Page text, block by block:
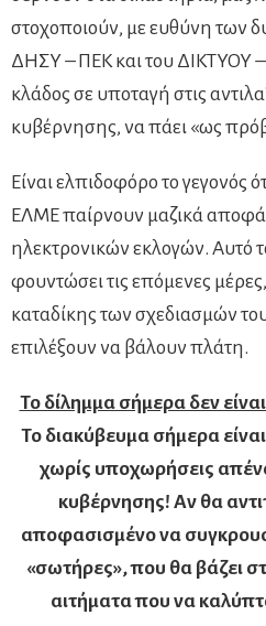
στοχοποιούν, με ευθύνη των
ΔΗΣΥ – ΠΕΚ και του ΔΙΚΤΥΟΥ
κλάδος σε υποταγή στις
κυβέρνησης, να πάει «ως
Είναι ελπιδοφόρο το γεγονός
ΕΛΜΕ παίρνουν μαζικά
ηλεκτρονικών εκλογών. Αυτό
φουντώσει τις επόμενες
καταδίκης των σχεδιασμών
επιλέξουν να βάλουν πλάτη.
Το δίλημμα σήμερα δεν
Το διακύβευμα σήμερα
χωρίς υποχωρήσεις
κυβέρνησης! Αν θα
αποφασισμένο να
«σωτήρες», που θα βάζει
αιτήματα που να